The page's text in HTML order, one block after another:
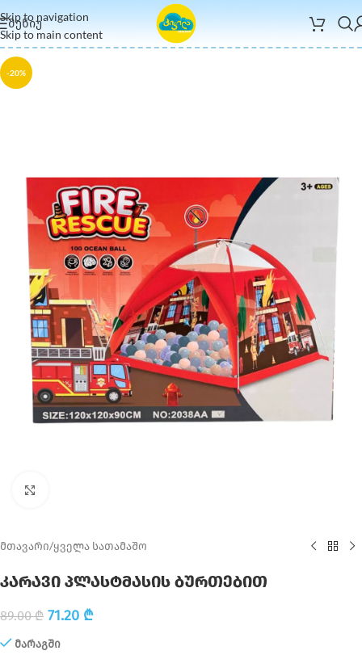
Skip to navigation
Skip to main content
ᲛᲔᲜᲘᲣ
-20%
მთავარი/ყველა სათამაშო
კარავი პლასტმასის ბურთებით
89.00₾ 71.20 ₾
მარაგში